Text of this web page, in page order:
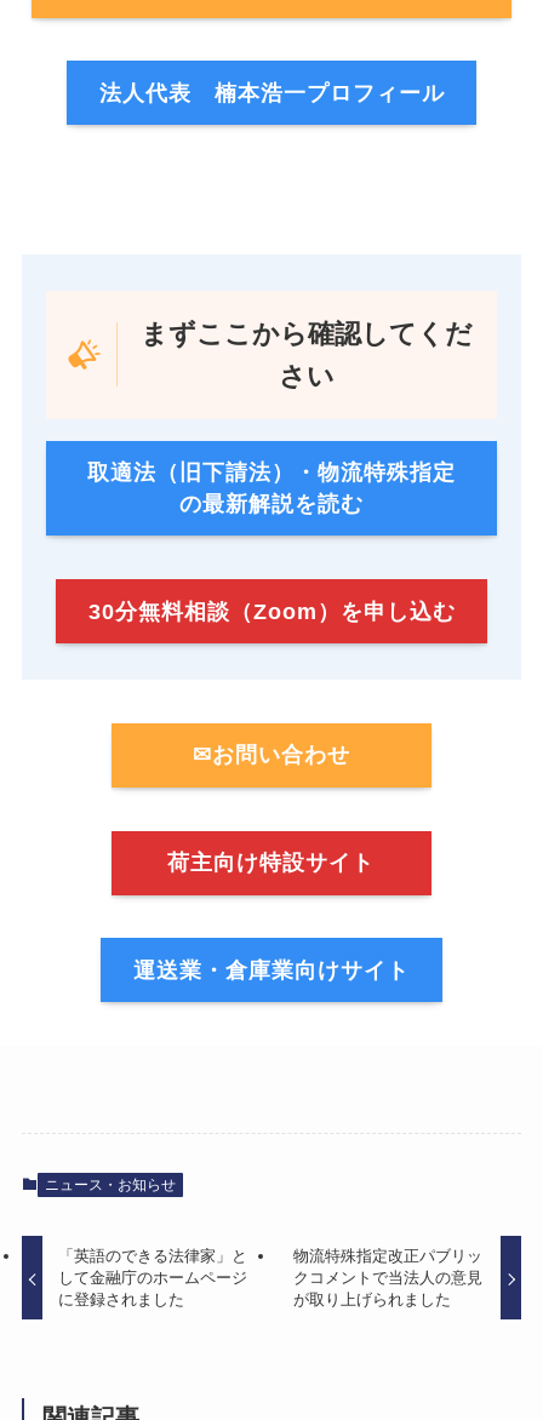
法人代表 楠本浩一プロフィール
まずここから確認してくだ
さい
取適法（旧下請法）・物流特殊指定
の最新解説を読む
30分無料相談（Zoom）を申し込む
✉お問い合わせ
荷主向け特設サイト
運送業・倉庫業向けサイト
ニュース・お知らせ
「英語のできる法律家」と
して金融庁のホームページ
に登録されました
物流特殊指定改正パブリッ
クコメントで当法人の意見
が取り上げられました